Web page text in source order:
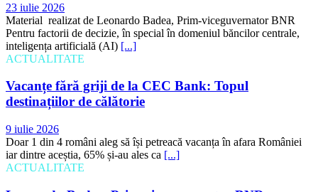
23 iulie 2026
Material realizat de Leonardo Badea, Prim-viceguvernator BNR
Pentru factorii de decizie, în special în domeniul băncilor centrale,
inteligența artificială (AI) [...]
ACTUALITATE
Vacanțe fără griji de la CEC Bank: Topul
destinațiilor de călătorie
9 iulie 2026
Doar 1 din 4 români aleg să își petreacă vacanța în afara României
iar dintre aceștia, 65% și-au ales ca [...]
ACTUALITATE